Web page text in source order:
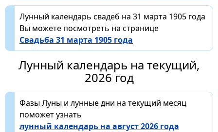
Лунный календарь свадеб на 31 марта 1905 года
Вы можете посмотреть на странице
Свадьба 31 марта 1905 года
Лунный календарь на текущий,
2026 год
Фазы Луны и лунные дни на текущий месяц
поможет узнать
лунный календарь на август 2026 года